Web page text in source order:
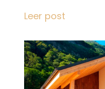
Leer post